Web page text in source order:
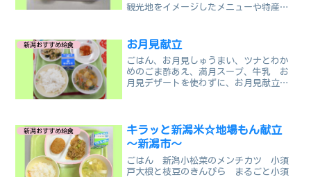
観光地をイメージしたメニューや特産品
と思い実施しました。牧之通りには、江
戸時代のベストセラー「北...
新潟おすすめ給食 お月見献立
ごはん、お月見しゅうまい、ツナとわか
めのごま酢あえ、満月スープ、牛乳 お
月見デザートを使わずに、お月見献立を
たソースをかけ、満月スー...
新潟おすすめ給食
キラッと新潟米☆地場もん献立
～新潟市～
ごはん 新潟小松菜のメンチカツ 小須
戸大根と枝豆のきんぴら まるごと小須